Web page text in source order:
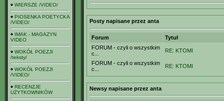
WIERSZE /VIDEO/
PIOSENKA POETYCKA
/VIDEO/
IMAK - MAGAZYN
VIDEO
WOKÓŁ POEZJI
/teksty/
WOKÓŁ POEZJI
/VIDEO/
RECENZJE
UŻYTKOWNIKÓW
Posty napisane przez anta
Forum
Tytuł
FORUM - czyli o wszystkim
c...
RE: KTOMI
FORUM - czyli o wszystkim
c...
RE: KTOMI
Newsy napisane przez anta